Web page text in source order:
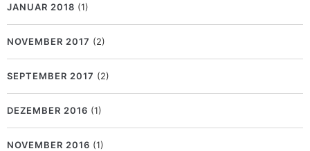
JANUAR 2018 (1)
NOVEMBER 2017 (2)
SEPTEMBER 2017 (2)
DEZEMBER 2016 (1)
NOVEMBER 2016 (1)